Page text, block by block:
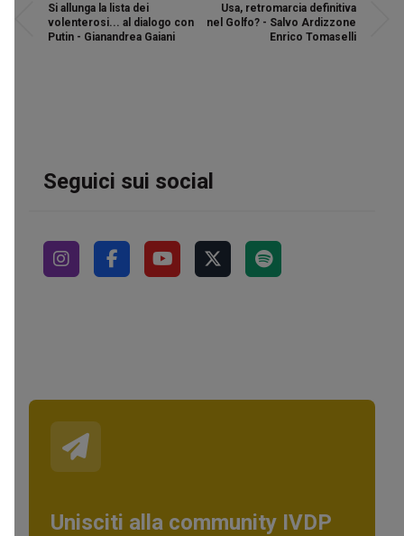
Si allunga la lista dei
volenterosi... al dialogo con
Putin - Gianandrea Gaiani
Usa, retromarcia definitiva
nel Golfo? - Salvo Ardizzone
Enrico Tomaselli
Seguici sui social
Unisciti alla community IVDP